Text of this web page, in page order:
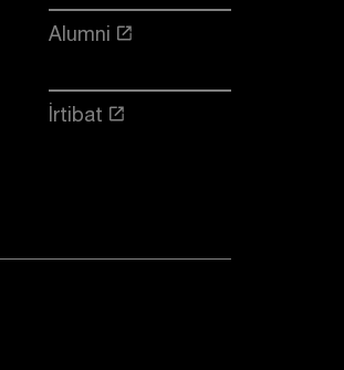
Alumni
İrtibat